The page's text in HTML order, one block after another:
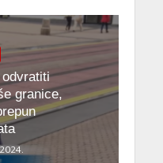
odvratiti
granice,